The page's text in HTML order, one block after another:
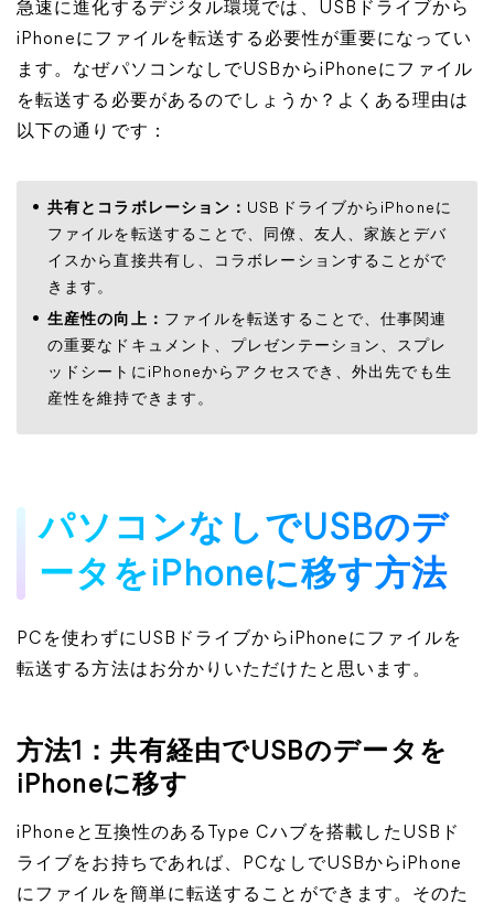
急速に進化するデジタル環境では、USBドライブから
iPhoneにファイルを転送する必要性が重要になってい
ます。なぜパソコンなしでUSBからiPhoneにファイル
を転送する必要があるのでしょうか？よくある理由は
以下の通りです：
共有とコラボレーション： USBドライブからiPhoneに
ファイルを転送することで、同僚、友人、家族とデバ
イスから直接共有し、コラボレーションすることがで
きます。
生産性の向上： ファイルを転送することで、仕事関連
の重要なドキュメント、プレゼンテーション、スプレ
ッドシートにiPhoneからアクセスでき、外出先でも生
産性を維持できます。
パソコンなしでUSBのデ
ータをiPhoneに移す方法
PCを使わずにUSBドライブからiPhoneにファイルを
転送する方法はお分かりいただけたと思います。
方法1：共有経由でUSBのデータを
iPhoneに移す
iPhoneと互換性のあるType Cハブを搭載したUSBド
ライブをお持ちであれば、PCなしでUSBからiPhone
にファイルを簡単に転送することができます。そのた